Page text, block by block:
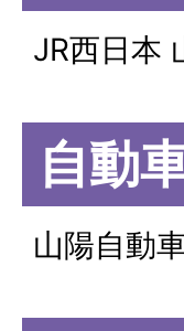
JR西日本
自動
山陽自動